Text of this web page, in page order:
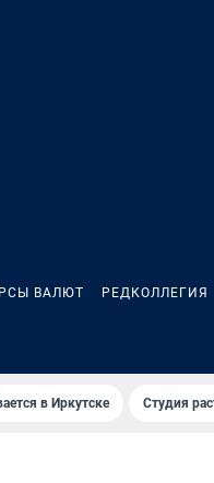
ВАЛЮТ РЕДКОЛЛЕГИЯ
в Иркутске Студия